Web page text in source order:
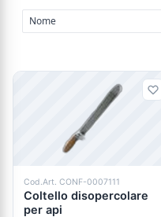
Prodotti
Cod.Art. CONF-0007111
Coltello disopercolare
per api